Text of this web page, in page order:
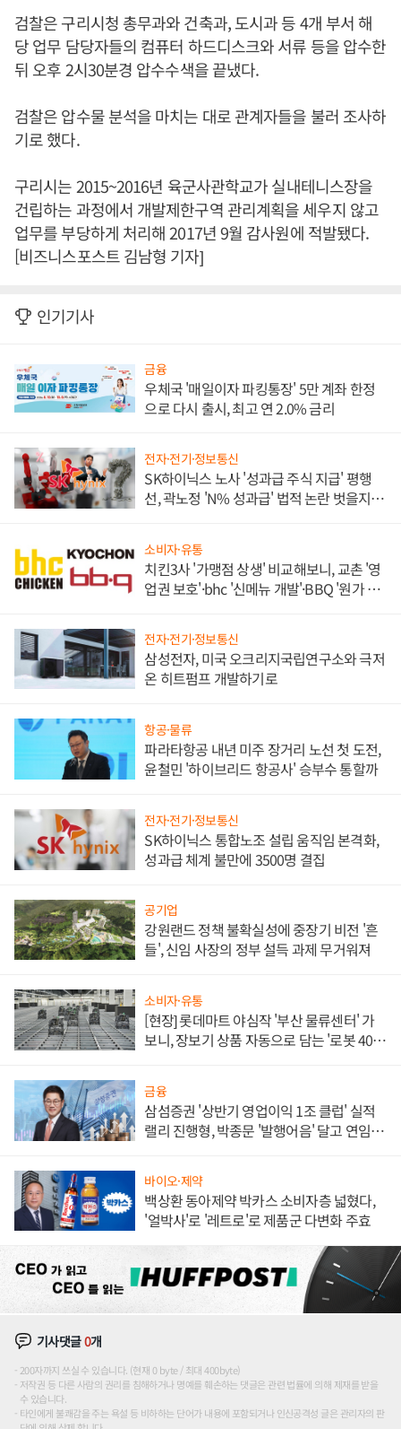
검찰은 구리시청 총무과와 건축과, 도시과 등 4개 부서 해
당 업무 담당자들의 컴퓨터 하드디스크와 서류 등을 압수한
뒤 오후 2시30분경 압수수색을 끝냈다.
검찰은 압수물 분석을 마치는 대로 관계자들을 불러 조사하
기로 했다.
구리시는 2015~2016년 육군사관학교가 실내테니스장을
건립하는 과정에서 개발제한구역 관리계획을 세우지 않고
업무를 부당하게 처리해 2017년 9월 감사원에 적발됐다.
[비즈니스포스트 김남형 기자]
인기기사
금융
우체국 '매일이자 파킹통장' 5만 계좌 한정
으로 다시 출시, 최고 연 2.0% 금리
전자·전기·정보통신
SK하이닉스 노사 '성과급 주식 지급' 평행
선, 곽노정 'N% 성과급' 법적 논란 벗을지 주
소비자·유통
치킨3사 '가맹점 상생' 비교해보니, 교촌 '영
업권 보호'·bhc '신메뉴 개발'·BBQ '원가 부
전자·전기·정보통신
삼성전자, 미국 오크리지국립연구소와 극저
온 히트펌프 개발하기로
항공·물류
파라타항공 내년 미주 장거리 노선 첫 도전,
윤철민 '하이브리드 항공사' 승부수 통할까
전자·전기·정보통신
SK하이닉스 통합노조 설립 움직임 본격화,
성과급 체계 불만에 3500명 결집
공기업
강원랜드 정책 불확실성에 중장기 비전 '흔
들', 신임 사장의 정부 설득 과제 무거워져
소비자·유통
[현장] 롯데마트 야심작 '부산 물류센터' 가
보니, 장보기 상품 자동으로 담는 '로봇 400
금융
삼섬증권 '상반기 영업이익 1조 클럽' 실적
랠리 진행형, 박종문 '발행어음' 달고 연임 향
바이오·제약
백상환 동아제약 박카스 소비자층 넓혔다,
'얼박사'로 '레트로'로 제품군 다변화 주효
기사댓글0개
200자까지 쓰실 수 있습니다. (현재 0 byte / 최대 400byte)
저작권 등 다른 사람의 권리를 침해하거나 명예를 훼손하는 댓글은 관련 법률에 의해 제재를 받을
수 있습니다.
타인에게 불쾌감을 주는 욕설 등 비하하는 단어가 내용에 포함되거나 인신공격성 글은 관리자의 판